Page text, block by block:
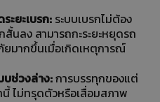
ะยะเบรก: ระบบเบรกไม่ต้อง
สั้นลง สามารถกะระยะหยุดรถ
ยมากขึ้นเมื่อเกิดเหตุการณ์
บช่วงล่าง: การบรรทุกของแต่
ไม่ทรุดตัวหรือเสื่อมสภาพ